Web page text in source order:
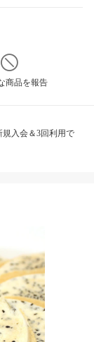
商品を報告
規入会＆3回利用で